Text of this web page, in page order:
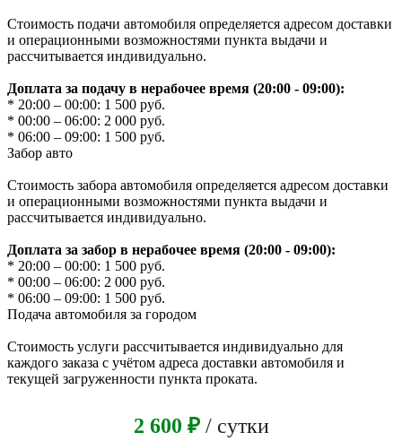
Стоимость подачи автомобиля определяется адресом доставки
и операционными возможностями пункта выдачи и
рассчитывается индивидуально.
Доплата за подачу в нерабочее время (20:00 - 09:00):
* 20:00 – 00:00: 1 500 руб.
* 00:00 – 06:00: 2 000 руб.
* 06:00 – 09:00: 1 500 руб.
Забор авто
Стоимость забора автомобиля определяется адресом доставки
и операционными возможностями пункта выдачи и
рассчитывается индивидуально.
Доплата за забор в нерабочее время (20:00 - 09:00):
* 20:00 – 00:00: 1 500 руб.
* 00:00 – 06:00: 2 000 руб.
* 06:00 – 09:00: 1 500 руб.
Подача автомобиля за городом
Стоимость услуги рассчитывается индивидуально для
каждого заказа с учётом адреса доставки автомобиля и
текущей загруженности пункта проката.
2 600 ₽/ сутки